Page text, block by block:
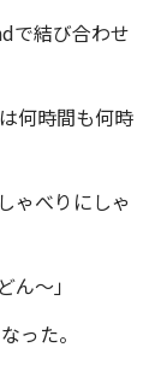
で結び合わせ
時間も何時
べりにしゃ
～」
った。